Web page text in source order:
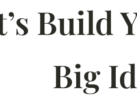
Build
Big